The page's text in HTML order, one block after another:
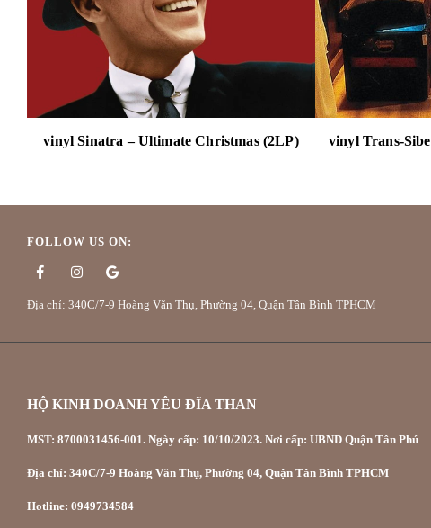
vinyl Sinatra – Ultimate Christmas (2LP)
FOLLOW US ON:
Địa chỉ: 340C/7-9 Hoàng Văn Thụ, Phường 04, Quận Tân Bình TPHCM
HỘ KINH DOANH YÊU ĐĨA THAN
MST: 8700031456-001. Ngày cấp: 10/10/2023. Nơi cấp: UBND Quận Tân Phú
Địa chỉ: 340C/7-9 Hoàng Văn Thụ, Phường 04, Quận Tân Bình TPHCM
Hotline: 0949734584